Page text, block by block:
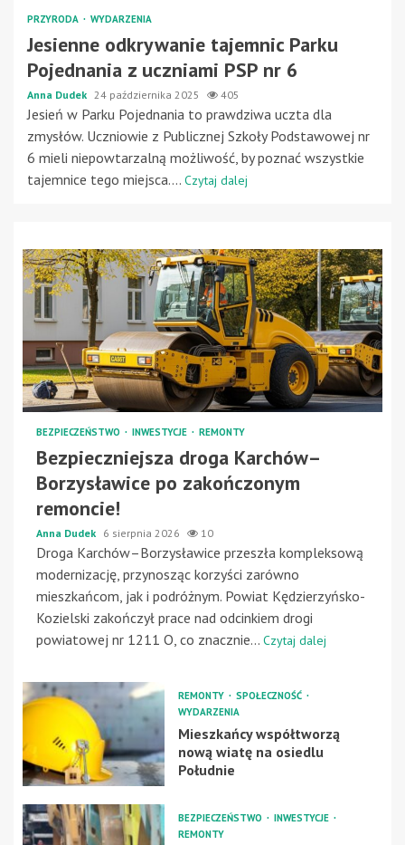
PRZYRODA WYDARZENIA
Jesienne odkrywanie tajemnic Parku
Pojednania z uczniami PSP nr 6
Anna Dudek 24 października 2025 405
Jesień w Parku Pojednania to prawdziwa uczta dla
zmysłów. Uczniowie z Publicznej Szkoły Podstawowej nr
6 mieli niepowtarzalną możliwość, by poznać wszystkie
tajemnice tego miejsca.... Czytaj dalej
BEZPIECZEŃSTWO INWESTYCJE REMONTY
Bezpieczniejsza droga Karchów–
Borzysławice po zakończonym
remoncie!
Anna Dudek 6 sierpnia 2026 10
Droga Karchów–Borzysławice przeszła kompleksową
modernizację, przynosząc korzyści zarówno
mieszkańcom, jak i podróżnym. Powiat Kędzierzyńsko-
Kozielski zakończył prace nad odcinkiem drogi
powiatowej nr 1211 O, co znacznie... Czytaj dalej
REMONTY
SPOŁECZNOŚĆ
WYDARZENIA
Mieszkańcy współtworzą
nową wiatę na osiedlu
Południe
BEZPIECZEŃSTWO
INWESTYCJE
REMONTY